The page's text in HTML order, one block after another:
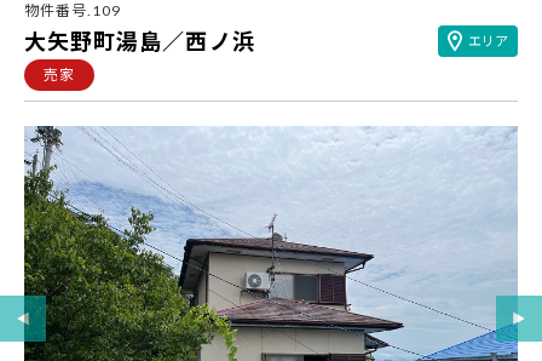
大矢野町湯島／西ノ浜
売家
エリア
物件番号.109